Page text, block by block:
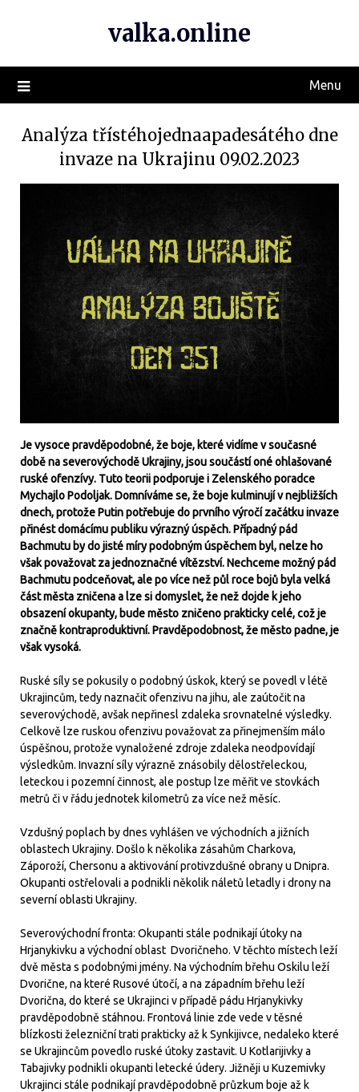
valka.online
Menu
Analýza třístéhojednaapadesátého dne
invaze na Ukrajinu 09.02.2023
Je vysoce pravděpodobné, že boje, které vidíme v současné
době na severovýchodě Ukrajiny, jsou součástí oné ohlašované
ruské ofenzívy. Tuto teorii podporuje i Zelenského poradce
Mychajlo Podoljak. Domníváme se, že boje kulminují v nejbližších
dnech, protože Putin potřebuje do prvního výročí začátku invaze
přinést domácímu publiku výrazný úspěch. Případný pád
Bachmutu by do jisté míry podobným úspěchem byl, nelze ho
však považovat za jednoznačné vítězství. Nechceme možný pád
Bachmutu podceňovat, ale po více než půl roce bojů byla velká
část města zničena a lze si domyslet, že než dojde k jeho
obsazení okupanty, bude město zničeno prakticky celé, což je
značně kontraproduktivní. Pravděpodobnost, že město padne, je
však vysoká.
Ruské síly se pokusily o podobný úskok, který se povedl v létě
Ukrajincům, tedy naznačit ofenzivu na jihu, ale zaútočit na
severovýchodě, avšak nepřinesl zdaleka srovnatelné výsledky.
Celkově lze ruskou ofenzivu považovat za přinejmenším málo
úspěšnou, protože vynaložené zdroje zdaleka neodpovídají
výsledkům. Invazní síly výrazně znásobily dělostřeleckou,
leteckou i pozemní činnost, ale postup lze měřit ve stovkách
metrů či v řádu jednotek kilometrů za více než měsíc.
Vzdušný poplach by dnes vyhlášen ve východních a jižních
oblastech Ukrajiny. Došlo k několika zásahům Charkova,
Záporoží, Chersonu a aktivování protivzdušné obrany u Dnipra.
Okupanti ostřelovali a podnikli několik náletů letadly i drony na
severní oblasti Ukrajiny.
Severovýchodní fronta: Okupanti stále podnikají útoky na
Hrjanykivku a východní oblast Dvoričneho. V těchto místech leží
dvě města s podobnými jmény. Na východním břehu Oskilu leží
Dvorične, na které Rusové útočí, a na západním břehu leží
Dvorična, do které se Ukrajinci v případě pádu Hrjanykivky
pravděpodobně stáhnou. Frontová linie zde vede v těsné
blízkosti železniční trati prakticky až k Synkijivce, nedaleko které
se Ukrajincům povedlo ruské útoky zastavit. U Kotlarijivky a
Tabajivky podnikli okupanti letecké údery. Jižněji u Kuzemivky
Ukrajinci stále podnikají pravděpodobně průzkum boje až k